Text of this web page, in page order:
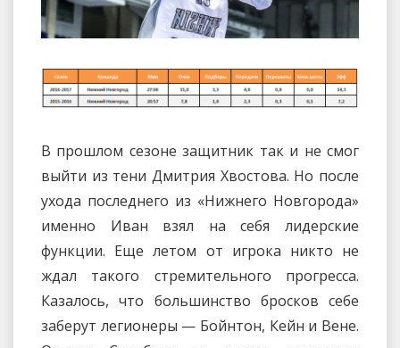
В прошлом сезоне защитник так и не смог
выйти из тени Дмитрия Хвостова. Но после
ухода последнего из «Нижнего Новгорода»
именно Иван взял на себя лидерские
функции. Еще летом от игрока никто не
ждал такого стремительного прогресса.
Казалось, что большинство бросков себе
заберут легионеры — Бойнтон, Кейн и Вене.